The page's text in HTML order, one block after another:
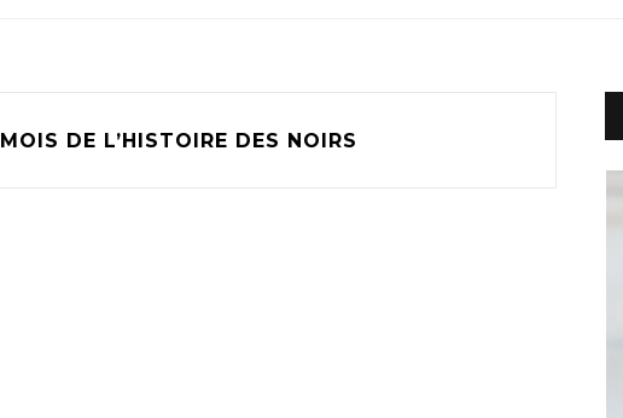
MOIS DE L’HISTOIRE DES NOIRS